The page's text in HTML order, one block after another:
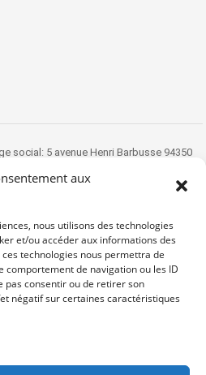
aux
nous utilisons des technologies
et/ou accéder aux informations des
technologies nous permettra de
comportement de navigation ou les ID
pas consentir ou de retirer son
négatif sur certaines caractéristiques
social: 5 avenue Henri Barbusse 94350
n° CPI 9401 2016 000 012 213 délivrée
Paris Ile-de-France
2022 ® cepimmo.fr